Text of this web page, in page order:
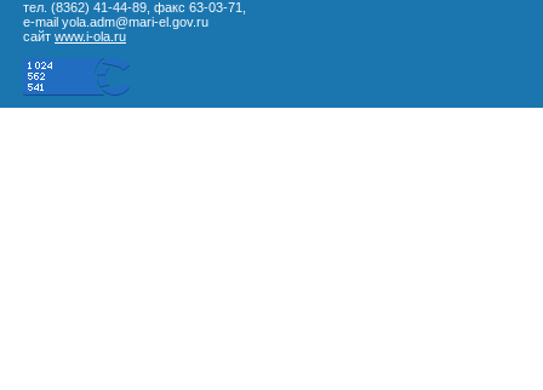
тел. (8362) 41-44-89, факс 63-03-71,
e-mail yola.adm@mari-el.gov.ru
сайт www.i-ola.ru